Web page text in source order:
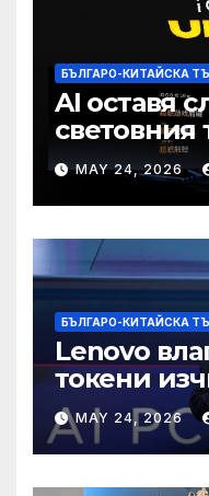
БЪЛГАРО-КИТАЙСКА
AI оставя
световния
пазар
MAY 24, 2026
БЪЛГАРО-КИТАЙСКА
Lenovo
токени
мощност в
MAY 24, 2026